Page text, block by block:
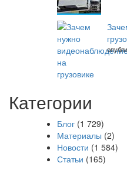
Категории
Блог (1 729)
Материалы (2)
Новости (1 584)
Статьи (165)